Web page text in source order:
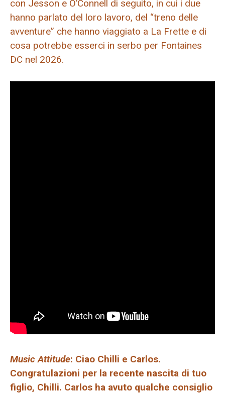
con Jesson e O’Connell di seguito, in cui i due
hanno parlato del loro lavoro, del “treno delle
avventure” che hanno viaggiato a La Frette e di
cosa potrebbe esserci in serbo per Fontaines
DC nel 2026.
Music Attitude: Ciao Chilli e Carlos.
Congratulazioni per la recente nascita di tuo
figlio, Chilli. Carlos ha avuto qualche consiglio